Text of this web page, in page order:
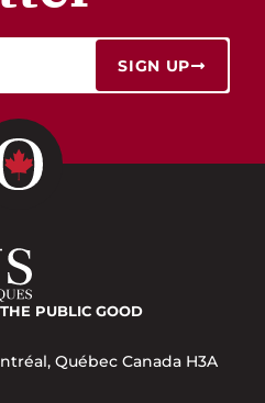
SIGN UP
PUBLIC GOOD
Québec Canada H3A